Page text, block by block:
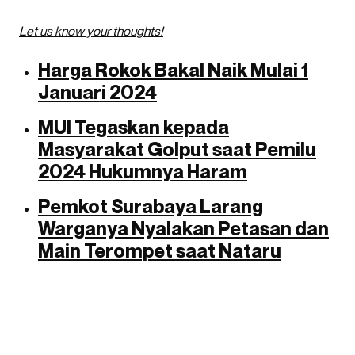
Let us know your thoughts!
Harga Rokok Bakal Naik Mulai 1
Januari 2024
MUI Tegaskan kepada
Masyarakat Golput saat Pemilu
2024 Hukumnya Haram
Pemkot Surabaya Larang
Warganya Nyalakan Petasan dan
Main Terompet saat Nataru